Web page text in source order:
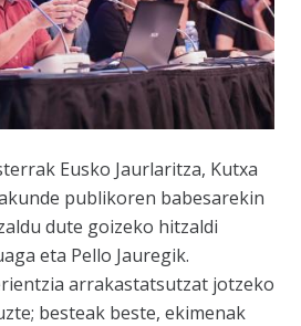
Eusko Jaurlaritza, Kutxa
publikoren babesarekin
dute goizeko hitzaldi
eta Pello Jauregik.
arrakastatsutzat jotzeko
besteak beste, ekimenak